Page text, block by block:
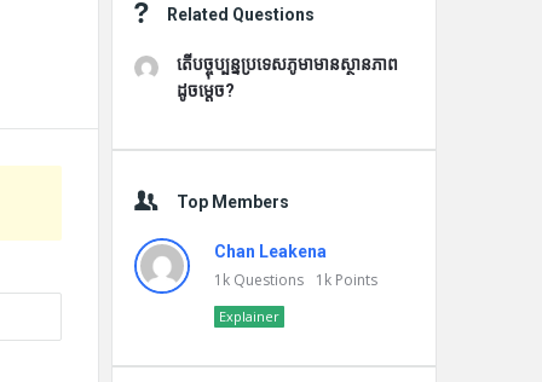
Related Questions
តើបច្ចុប្បន្នប្រទេសភូមាមានស្ថានភាព
ដូចម្តេច?
Top Members
Chan Leakena
1k Questions 1k Points
Explainer